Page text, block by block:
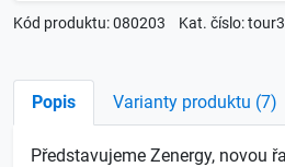
Kód produktu: 080203 Kat. číslo: tour3
Popis Varianty produktu (7)
Představujeme Zenergy, novou